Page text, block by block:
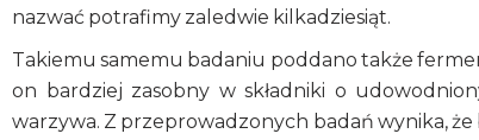
nazwać potrafimy zaledwie kilkadziesiąt.
Takiemu samemu badaniu poddano także
on bardziej zasobny w składniki o
warzywa. Z przeprowadzonych badań wynika,